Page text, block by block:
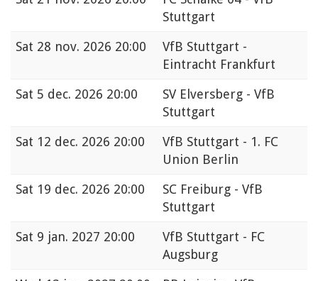
Stuttgart
Sat 28 nov. 2026 20:00
VfB Stuttgart -
Eintracht Frankfurt
Sat 5 dec. 2026 20:00
SV Elversberg - VfB
Stuttgart
Sat 12 dec. 2026 20:00
VfB Stuttgart - 1. FC
Union Berlin
Sat 19 dec. 2026 20:00
SC Freiburg - VfB
Stuttgart
Sat 9 jan. 2027 20:00
VfB Stuttgart - FC
Augsburg